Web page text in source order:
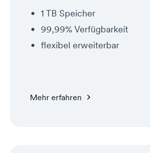
1 TB Speicher
99,99% Verfügbarkeit
flexibel erweiterbar
Mehr erfahren